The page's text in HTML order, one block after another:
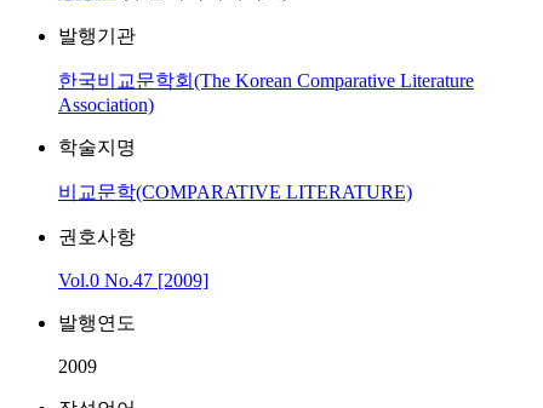
발행기관
한국비교문학회(The Korean Comparative Literature
Association)
학술지명
비교문학(COMPARATIVE LITERATURE)
권호사항
Vol.0 No.47 [2009]
발행연도
2009